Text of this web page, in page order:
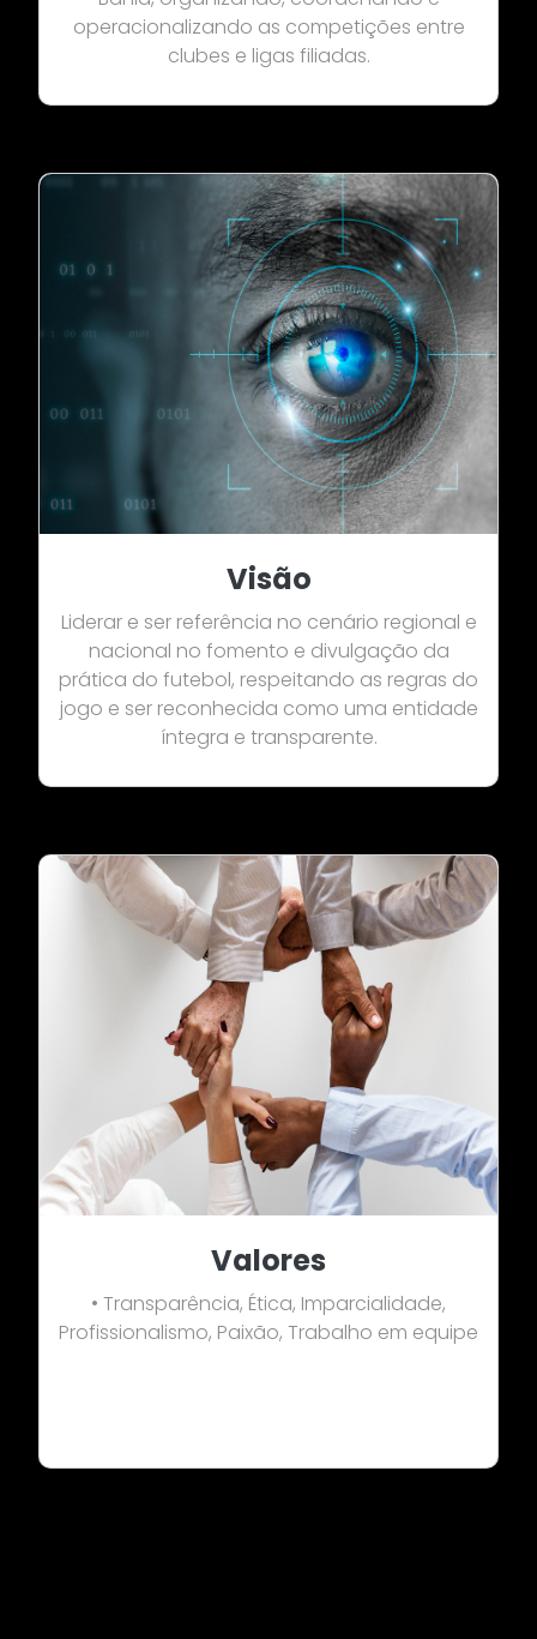
operacionalizando as competições entre
clubes e ligas filiadas.
Visão
Liderar e ser referência no cenário regional e
nacional no fomento e divulgação da
prática do futebol, respeitando as regras do
jogo e ser reconhecida como uma entidade
íntegra e transparente.
Valores
• Transparência, Ética, Imparcialidade,
Profissionalismo, Paixão, Trabalho em equipe